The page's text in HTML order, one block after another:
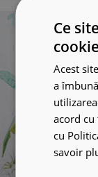
Ce
Acest
a
acord
cu
savoir